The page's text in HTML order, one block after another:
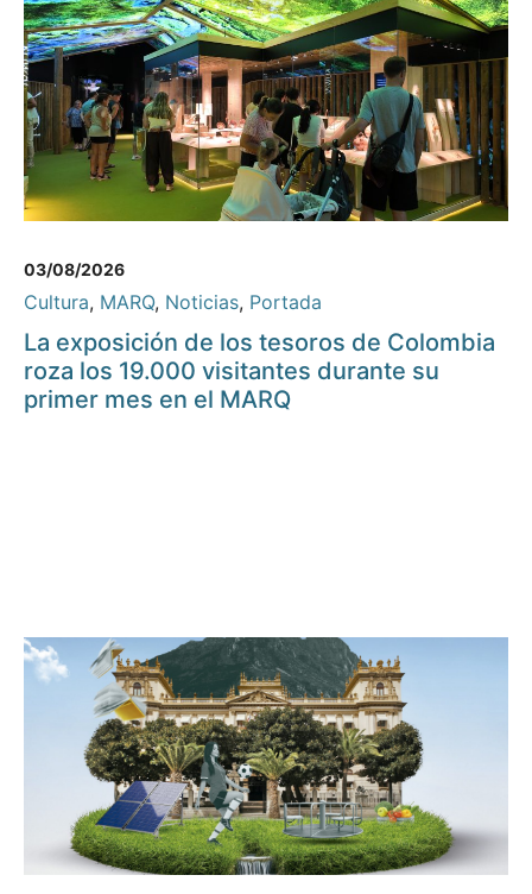
03/08/2026
Cultura, MARQ, Noticias, Portada
La exposición de los tesoros de Colombia
roza los 19.000 visitantes durante su
primer mes en el MARQ